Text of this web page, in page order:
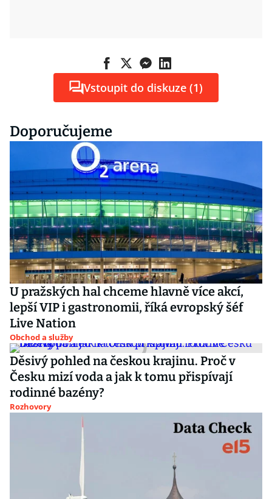
Vstoupit do diskuze (1)
Doporučujeme
U pražských hal chceme hlavně více akcí,
lepší VIP i gastronomii, říká evropský šéf
Live Nation
Obchod a služby
Děsivý pohled na českou krajinu. Proč v
Česku mizí voda a jak k tomu přispívají
rodinné bazény?
Rozhovory